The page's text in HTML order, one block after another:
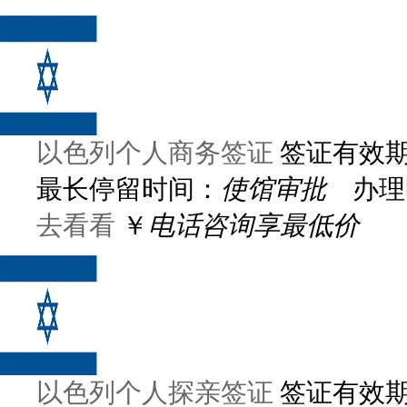
以色列个人商务签证 签证有效
最长停留时间： 使馆审批办理
去看看 ￥ 电话咨询享最低价
以色列个人探亲签证 签证有效